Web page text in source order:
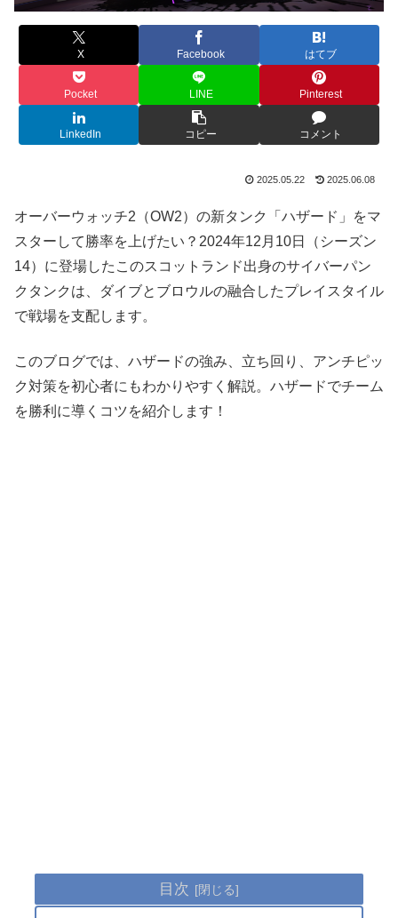
X Facebook はてブ
Pocket LINE Pinterest
LinkedIn コピー コメント
2025.05.22 2025.06.08
オーバーウォッチ2（OW2）の新タンク「ハザード」をマ
スターして勝率を上げたい？2024年12月10日（シーズン
14）に登場したこのスコットランド出身のサイバーパン
クタンクは、ダイブとブロウルの融合したプレイスタイル
で戦場を支配します。
このブログでは、ハザードの強み、立ち回り、アンチピッ
ク対策を初心者にもわかりやすく解説。ハザードでチーム
を勝利に導くコツを紹介します！
目次